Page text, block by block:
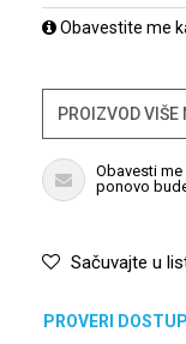
Obavestite me
PROIZVOD VIŠE
Obavesti
ponovo
Sačuvajte u
PROVERI